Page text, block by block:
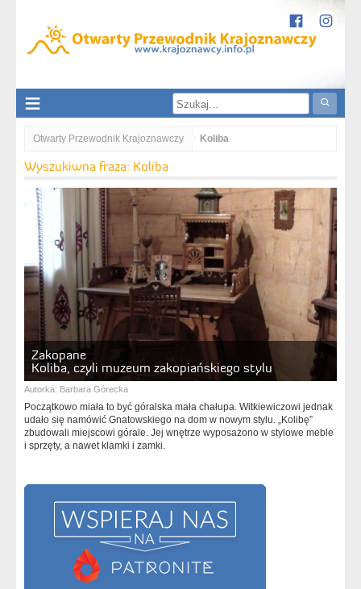
Otwarty Przewodnik Krajoznawczy Koliba
Wyszukiwna fraza: Koliba
Zakopane
Koliba, czyli muzeum zakopiańskiego stylu
Autorka: Barbara Górecka
Początkowo miała to być góralska mała chałupa. Witkiewiczowi jednak
udało się namówić Gnatowskiego na dom w nowym stylu. „Kolibę”
zbudowali miejscowi górale. Jej wnętrze wyposażono w stylowe meble
i sprzęty, a nawet klamki i zamki.